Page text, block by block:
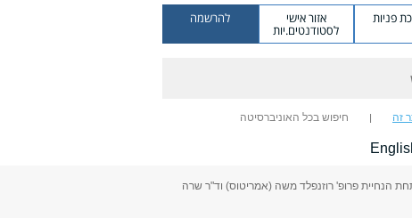
פניות אזור אישי
לסטודנטים.יות
להרשמה
זה חיפוש בכל האוניברסיטה
תזה תחת הנחיית פרופ' רוזנפלד משה (אמריטוס) וד"ר שרה